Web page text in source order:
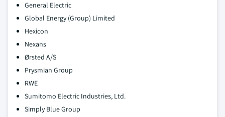
General Electric
Global Energy (Group) Limited
Hexicon
Nexans
Ørsted A/S
Prysmian Group
RWE
Sumitomo Electric Industries, Ltd.
Simply Blue Group